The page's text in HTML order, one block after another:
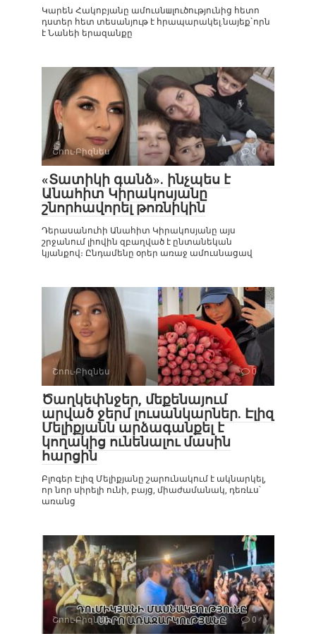
Կարեն Հակոբյանը ամուսնшլուծությունից հետո
դստեր հետ տեսանյութ է հրապարակել.նայեք`որն
է Նանեի երազանքը
Շոու-Բիզնես 0
«Տատիկի գանձ». ինչպես է
Անահիտ Կիրակոսյանը
շնորհավորել թոռնիկին
Դերասանուհի Անահիտ Կիրակոսյանը այս
շրջանում լիովին զբաղված է ընտանեկան
կյանքով։ Ընդամենը օրեր առաջ ամուսնացավ
Շոու-Բիզնես 0
Ծաղկեփնջեր, մեքենայում
արված ջերմ լուսանկարներ. Էլիզ
Մելիքյանն արձագանքել է
կողակից ունենալու մասին
հարցին
Բլոգեր Էլիզ Մելիքյանը շարունակում է ակնարկել,
որ նոր սիրելի ունի, բայց, միաժամանակ, դեռևս՝
առանց
Շոու-Բիզնես 0